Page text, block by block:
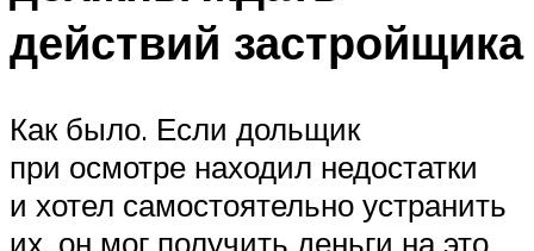
действий застройщика
Как было. Если дольщик
при осмотре находил недостатки
и хотел самостоятельно устранить
их, он мог получить деньги на это